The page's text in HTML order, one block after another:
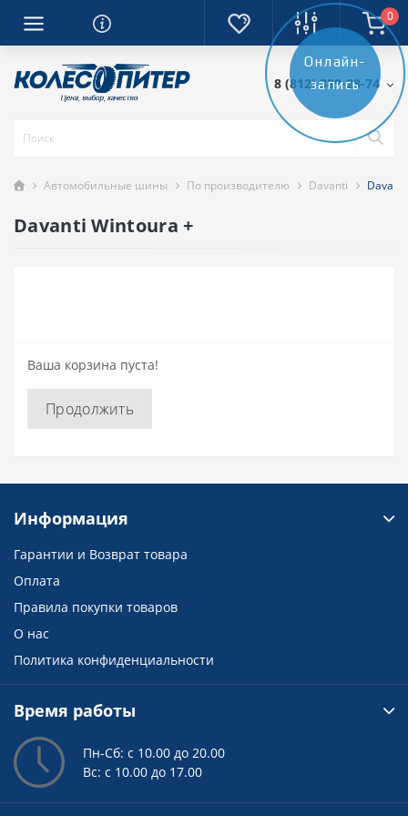
0
8 (812) 389-28-74
Автомобильные шины По производителю Davanti
Davanti Wintoura +
Ваша корзина пуста!
Продолжить
Онлайн-
запись
Информация
Гарантии и Возврат товара
Оплата
Правила покупки товаров
О нас
Политика конфиденциальности
Время работы
Пн-Сб: с 10.00 до 20.00
Вс: с 10.00 до 17.00